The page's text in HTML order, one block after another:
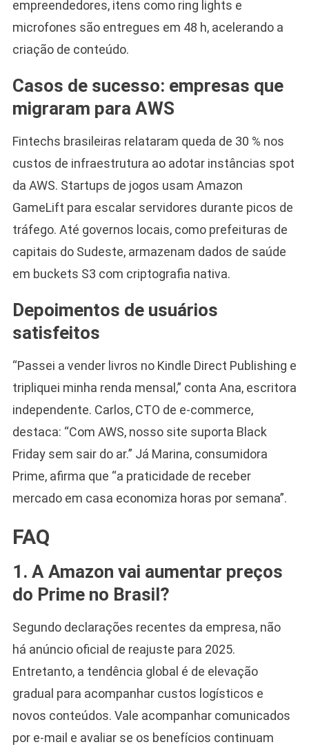
empreendedores, itens como ring lights e
microfones são entregues em 48 h, acelerando a
criação de conteúdo.
Casos de sucesso: empresas que
migraram para AWS
Fintechs brasileiras relataram queda de 30 % nos
custos de infraestrutura ao adotar instâncias spot
da AWS. Startups de jogos usam Amazon
GameLift para escalar servidores durante picos de
tráfego. Até governos locais, como prefeituras de
capitais do Sudeste, armazenam dados de saúde
em buckets S3 com criptografia nativa.
Depoimentos de usuários
satisfeitos
“Passei a vender livros no Kindle Direct Publishing e
tripliquei minha renda mensal,” conta Ana, escritora
independente. Carlos, CTO de e-commerce,
destaca: “Com AWS, nosso site suporta Black
Friday sem sair do ar.” Já Marina, consumidora
Prime, afirma que “a praticidade de receber
mercado em casa economiza horas por semana”.
FAQ
1. A Amazon vai aumentar preços
do Prime no Brasil?
Segundo declarações recentes da empresa, não
há anúncio oficial de reajuste para 2025.
Entretanto, a tendência global é de elevação
gradual para acompanhar custos logísticos e
novos conteúdos. Vale acompanhar comunicados
por e-mail e avaliar se os benefícios continuam